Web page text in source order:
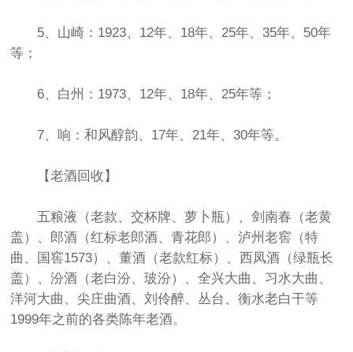
5、山崎：1923、12年、18年、25年、35年、50年
等；
6、白州：1973、12年、18年、25年等；
7、响：和风醇韵、17年、21年、30年等。
【老酒回收】
五粮液（老款、交杯牌、萝卜瓶）、剑南春（老黄
盖）、郎酒（红标老郎酒、青花郎）、泸州老窖（特
曲、国窖1573）、董酒（老款红标）、西凤酒（绿瓶长
盖）、汾酒（老白汾、玻汾）、全兴大曲、习水大曲、
洋河大曲、尖庄曲酒、刘伶醉、丛台、衡水老白干等
1999年之前的各类陈年老酒。